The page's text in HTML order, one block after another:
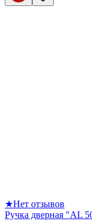
★Нет отзывов
Ручка дверная "AL